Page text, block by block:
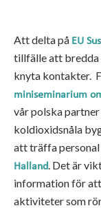
Att delta på EU
tillfälle att bredda
knyta kontakter.
miniseminarium
vår polska
koldioxidsnåla
att träffa personal
Halland. Det är
information för att
aktiviteter som